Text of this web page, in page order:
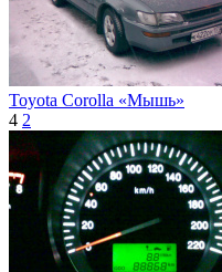
Toyota Corolla «Мышь»
4 2